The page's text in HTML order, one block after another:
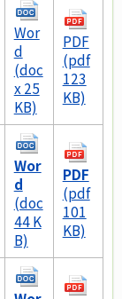
Wor
d
(doc
x 25
KB)
PDF
(pdf
123
KB)
Wor
d
(doc
44 K
B)
PDF
(pdf
101
KB)